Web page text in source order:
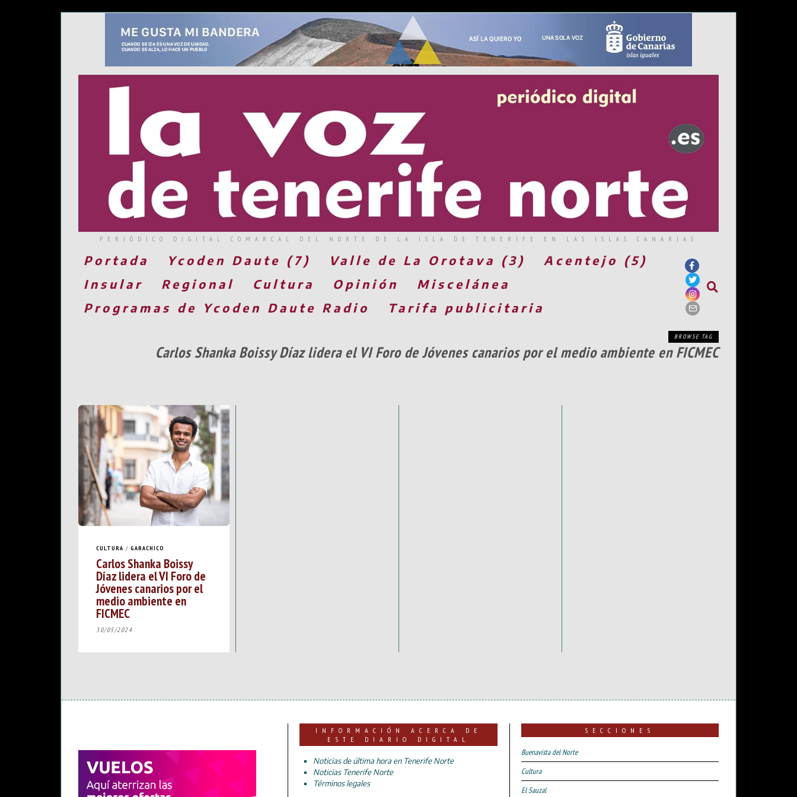
PERIÓDICO DIGITAL COMARCAL DEL NORTE DE LA ISLA DE TENERIFE EN LAS ISLAS CANARIAS
Portada Ycoden Daute (7) Valle de La Orotava (3)
Acentejo (5)
Insular
Regional Cultura Opinión
Miscelánea
Programas de Ycoden Daute Radio
Tarifa publicitaria
BROWSE TAG
Carlos Shanka Boissy Díaz lidera el VI Foro de Jóvenes canarios por el medio ambiente en FICMEC
CULTURA / GARACHICO
Carlos Shanka Boissy
Díaz lidera el VI Foro de
Jóvenes canarios por el
medio ambiente en
FICMEC
30/05/2024
INFORMACIÓN ACERCA DE
ESTE DIARIO DIGITAL
Noticias de última hora en Tenerife Norte
Noticias Tenerife Norte
Términos legales
SECCIONES
Buenavista del Norte
Cultura
El Sauzal